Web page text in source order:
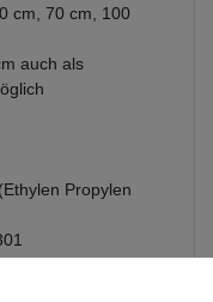
cm, 70 cm, 100
auch als
Propylen